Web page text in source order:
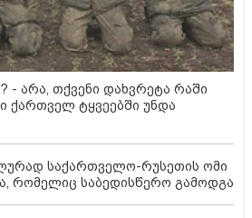
- არა, თქვენი დახვრეტა რაში
ქართველ ტყვეებში უნდა
საქართველო-რუსეთის ომი
რომელიც საბედისწერო გამოდგა